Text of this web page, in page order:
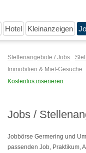
Hotel Kleinanzeigen
Stellenangebote / Jobs
Immobilien & Miet-Gesuche
Kostenlos inserieren
Jobs /
Jobbörse Germering und
passenden Job, Praktikum,